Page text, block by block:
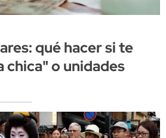
qué hacer si te
chica" o unidades